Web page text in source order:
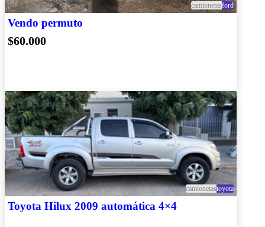
camionetasford
Vendo permuto
$60.000
camionetastoyota
Toyota Hilux 2009 automática 4×4